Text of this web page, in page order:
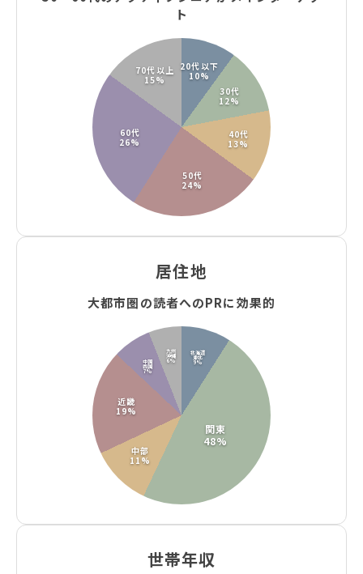
ト
20代以下
10%
30代
12%
40代
13%
50代
24%
60代
26%
70代以上
15%
居住地
大都市圏の読者へのPRに効果的
北海道
東北
9%
関東
48%
中部
11%
近畿
19%
中国
四国
7%
九州
沖縄
6%
世帯年収